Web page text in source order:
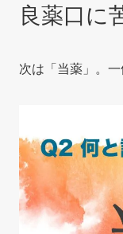
良薬口に
次は「当薬」。